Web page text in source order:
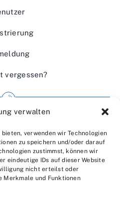
verwalten
verwenden wir Technologien
zu speichern und/oder darauf
zustimmst, können wir
eindeutige IDs auf dieser Website
nicht erteilst oder
Merkmale und Funktionen
vergessen?
uns